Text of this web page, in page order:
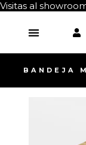
Visitas al
BANDEJA